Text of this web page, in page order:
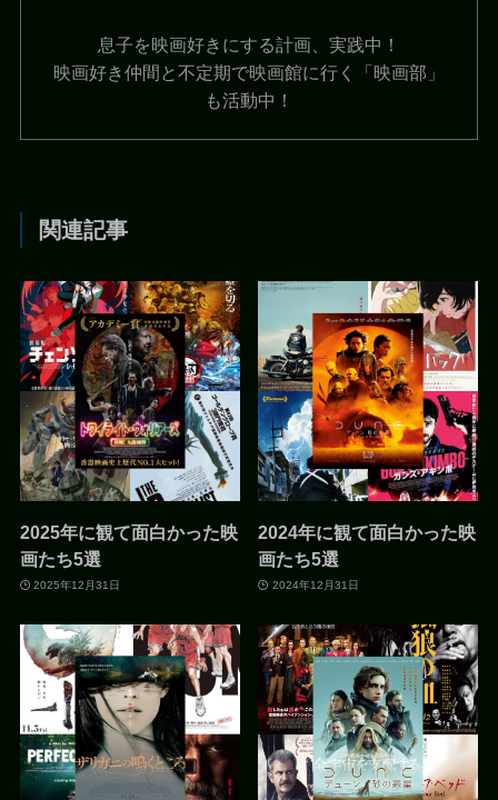
息子を映画好きにする計画、実践中！
映画好き仲間と不定期で映画館に行く「映画部」
も活動中！
関連記事
2025年に観て面白かった映
画たち5選
2025年12月31日
2024年に観て面白かった映
画たち5選
2024年12月31日